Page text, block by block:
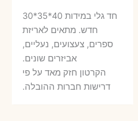
המקורי
היה:
7 ₪.
הוא:
חד גלי במידות 40*35*30
חדש. מתאים לאריזת
ספרים, צעצועים, נעליים,
אביזרים שונים.
הקרטון חזק מאד על פי
דרישות חברות ההובלה.